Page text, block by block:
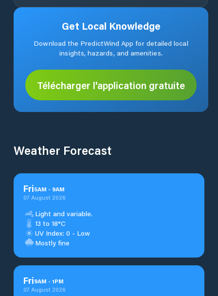
Get Local Knowledge
Download the PredictWind App for detailed local
insights, hazards, and amenities.
Télécharger l'application gratuite
Weather Forecast
Fri5AM - 9AM
07 August 2026
Light and variable.
13 to 18°C
UV Index: 0 - Low
Mostly fine
Fri9AM - 1PM
07 August 2026